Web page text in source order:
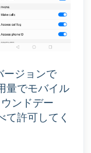
ージョンで
量でモバイル
ンドデー
て許可してく